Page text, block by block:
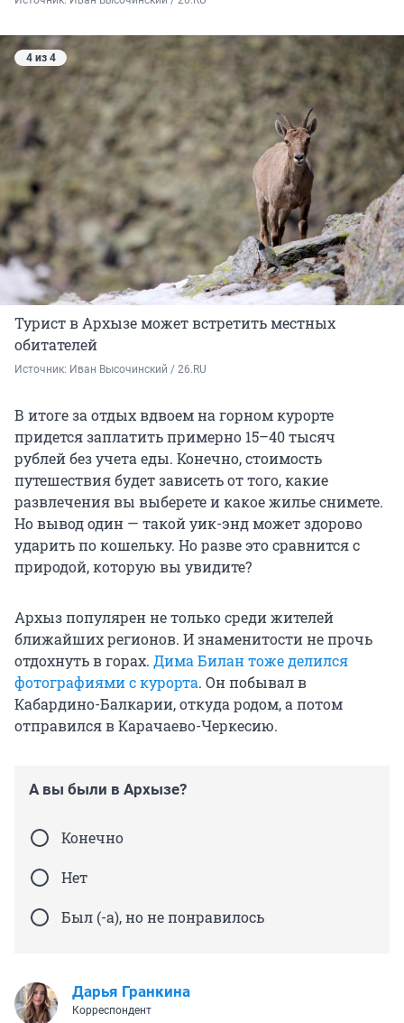
4 из 4
Турист в Архызе может встретить местных
обитателей
Источник: Иван Высочинский / 26.RU
В итоге за отдых вдвоем на горном курорте
придется заплатить примерно 15–40 тысяч
рублей без учета еды. Конечно, стоимость
путешествия будет зависеть от того, какие
развлечения вы выберете и какое жилье снимете.
Но вывод один — такой уик-энд может здорово
ударить по кошельку. Но разве это сравнится с
природой, которую вы увидите?
Архыз популярен не только среди жителей
ближайших регионов. И знаменитости не прочь
отдохнуть в горах. Дима Билан тоже делился
фотографиями с курорта. Он побывал в
Кабардино-Балкарии, откуда родом, а потом
отправился в Карачаево-Черкесию.
А вы были в Архызе?
Конечно
Нет
Был (-а), но не понравилось
Дарья Гранкина
Корреспондент